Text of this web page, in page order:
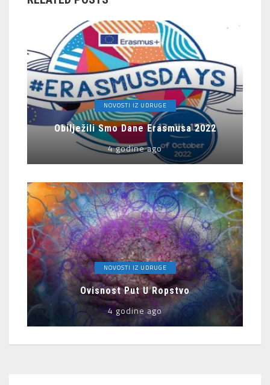
NOVOSTI IZ UDRUGE
Obilježili Smo Dane Erasmusa 2022
4 godine ago
NOVOSTI IZ UDRUGE
Ovisnost Put U Ropstvo
4 godine ago